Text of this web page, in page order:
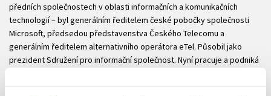
předních společnostech v oblasti informačních a komunikačních
technologií – byl generálním ředitelem české pobočky společnosti
Microsoft, předsedou představenstva Českého Telecomu a
generálním ředitelem alternativního operátora eTel. Působil jako
prezident Sdružení pro informační společnost. Nyní pracuje a podniká